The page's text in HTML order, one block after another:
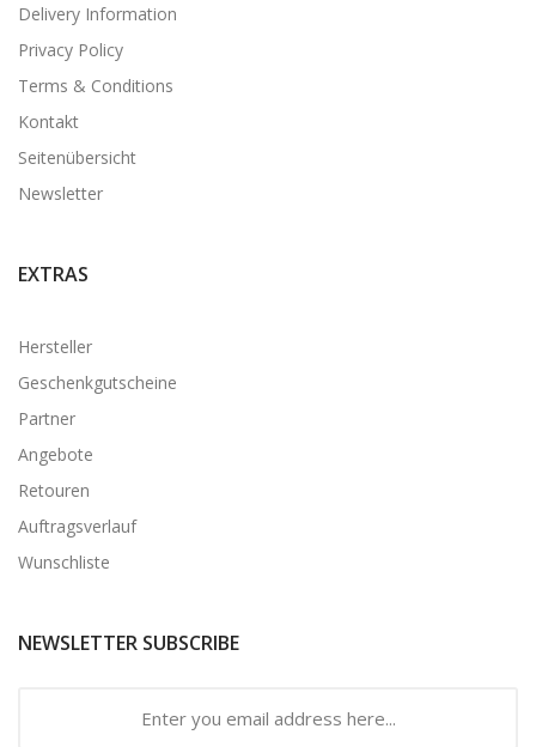
Delivery Information
Privacy Policy
Terms & Conditions
Kontakt
Seitenübersicht
Newsletter
EXTRAS
Hersteller
Geschenkgutscheine
Partner
Angebote
Retouren
Auftragsverlauf
Wunschliste
NEWSLETTER SUBSCRIBE